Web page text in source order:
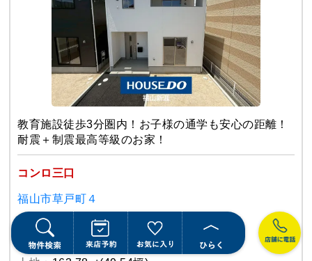
教育施設徒歩3分圏内！お子様の通学も安心の距離！
耐震＋制震最高等級のお家！
コンロ三口
福山市草戸町４
ＪＲ山陽本線 福山駅
（徒歩 27分）
光小学校
／ 鷹取中学校